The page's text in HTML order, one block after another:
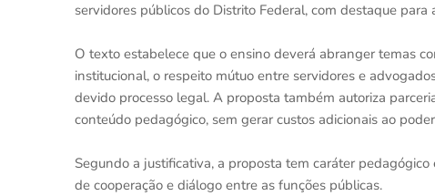
servidores públicos do Distrito Federal, com destaque
O texto estabelece que o ensino deverá abranger temas
institucional, o respeito mútuo entre servidores e
devido processo legal. A proposta também autoriza
conteúdo pedagógico, sem gerar custos adicionais ao
Segundo a justificativa, a proposta tem caráter
de cooperação e diálogo entre as funções públicas.